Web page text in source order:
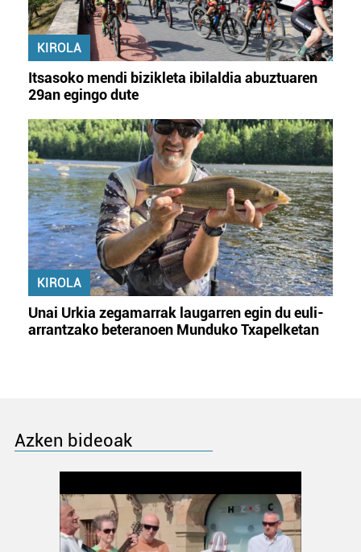
KIROLA
Itsasoko mendi bizikleta ibilaldia abuztuaren
29an egingo dute
KIROLA
Unai Urkia zegamarrak laugarren egin du euli-
arrantzako beteranoen Munduko Txapelketan
Azken bideoak